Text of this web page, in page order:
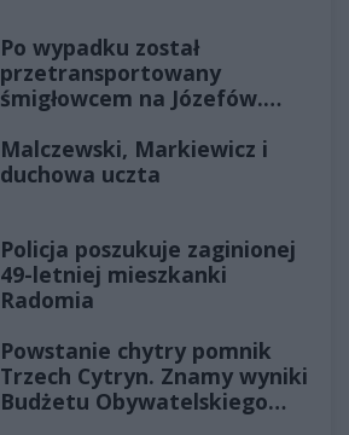
Po wypadku został
przetransportowany
śmigłowcem na Józefów.
Malczewski, Markiewicz i
duchowa uczta
Policja poszukuje zaginionej
49-letniej mieszkanki
Radomia
Powstanie chytry pomnik
Trzech Cytryn. Znamy wyniki
Budżetu Obywatelskiego